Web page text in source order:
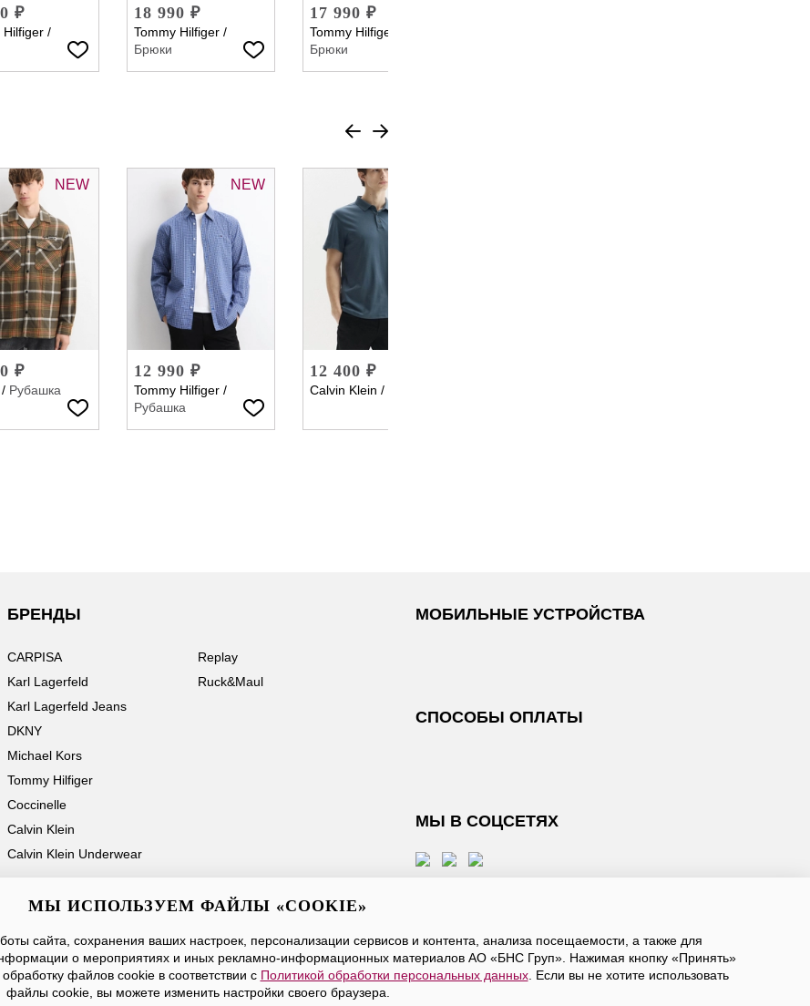
₽
Hilfiger /
18 990 ₽
Tommy Hilfiger /
Брюки
17 990 ₽
Tommy Hilfiger
Брюки
NEW
₽
/ Рубашка
NEW
12 990 ₽
Tommy Hilfiger /
Рубашка
12 400 ₽
Calvin Klein /
БРЕНДЫ
CARPISA
Karl Lagerfeld
Karl Lagerfeld Jeans
DKNY
Michael Kors
Tommy Hilfiger
Coccinelle
Calvin Klein
Calvin Klein Underwear
Replay
Ruck&Maul
МОБИЛЬНЫЕ УСТРОЙСТВА
СПОСОБЫ ОПЛАТЫ
МЫ В СОЦСЕТЯХ
Ваше имя Email
на кнопку «Отправить», вы принимаете условияПубличной оферты, даетесогласие на обработку персональных данных
МЫ ИСПОЛЬЗУЕМ ФАЙЛЫ «COOKIE»
сайта, сохранения ваших настроек, персонализации сервисов и контента, анализа посещаемости, а также для
о мероприятиях и иных рекламно-информационных материалов АО «БНС Груп». Нажимая кнопку «Принять»
файлов cookie в соответствии с Политикой обработки персональных данных. Если вы не хотите использовать
файлы cookie, вы можете изменить настройки своего браузера.